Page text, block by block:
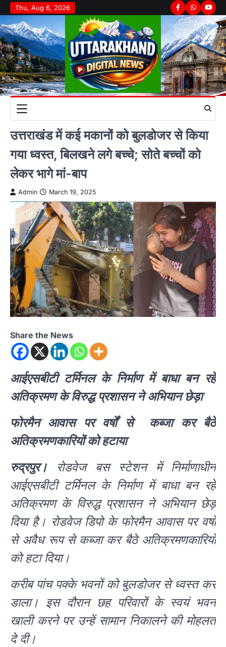
Skip
to
content
Thu, Aug 6, 2026 Facebook
Whatsapp
उत्तराखंड में कई मकानों को बुलडोजर से किया
गया ध्वस्त, बिलखने लगे बच्चे; सोते बच्चों को
लेकर भागे मां-बाप
Admin March 19, 2025
Share the News
आईएसबीटी टर्मिनल के निर्माण में बाधा बन रहे
अतिक्रमण के विरुद्ध प्रशासन ने अभियान छेड़ा
फोरमैन आवास पर वर्षों से कब्जा कर बैठे
अतिक्रमणकारियों को हटाया
रुद्रपुर। रोडवेज बस स्टेशन में निर्माणाधीन
आईएसबीटी टर्मिनल के निर्माण में बाधा बन रहे
अतिक्रमण के विरुद्ध प्रशासन ने अभियान छेड़
दिया है। रोडवेज डिपो के फोरमैन आवास पर वर्षों
से अवैध रूप से कब्जा कर बैठे अतिक्रमणकारियों
को हटा दिया।
करीब पांच पक्के भवनों को बुलडोजर से ध्वस्त कर
डाला। इस दौरान छह परिवारों के स्वयं भवन
खाली करने पर उन्हें सामान निकालने की मोहलत
दे दी।